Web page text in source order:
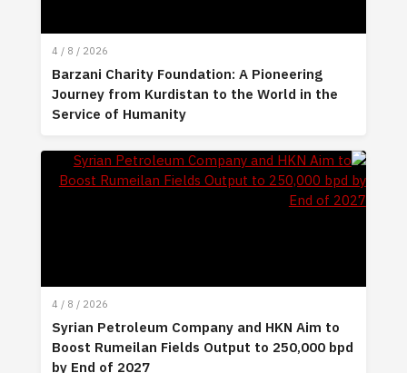
4 / 8 / 2026
Barzani Charity Foundation: A Pioneering
Journey from Kurdistan to the World in the
Service of Humanity
4 / 8 / 2026
Syrian Petroleum Company and HKN Aim to
Boost Rumeilan Fields Output to 250,000 bpd
by End of 2027